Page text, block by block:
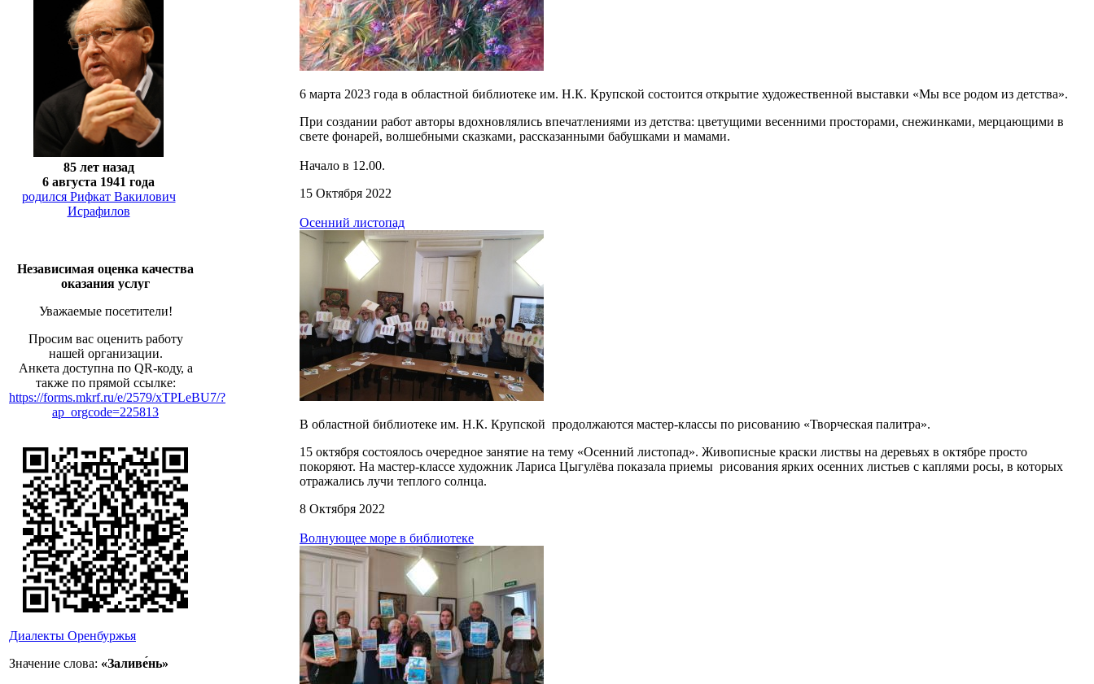
85 лет назад
6 августа 1941 года
родился Рифкат Вакилович
Исрафилов
Независимая оценка качества
оказания услуг
Уважаемые посетители!
Просим вас оценить работу
нашей организации.
Анкета доступна по QR-коду, а
также по прямой ссылке:
https://forms.mkrf.ru/e/2579/xTPLeBU7/?
ap_orgcode=225813
Диалекты Оренбуржья
Значение слова: «Заливе́нь»
6 марта 2023 года в областной библиотеке им. Н.К. Крупской состоится открытие художественной выставки «Мы все родом из детства».
При создании работ авторы вдохновлялись впечатлениями из детства: цветущими весенними просторами, снежинками, мерцающими в
свете фонарей, волшебными сказками, рассказанными бабушками и мамами.
Начало в 12.00.
15 Октября 2022
Осенний листопад
В областной библиотеке им. Н.К. Крупской продолжаются мастер-классы по рисованию «Творческая палитра».
15 октября состоялось очередное занятие на тему «Осенний листопад». Живописные краски листвы на деревьях в октябре просто
покоряют. На мастер-классе художник Лариса Цыгулёва показала приемы рисования ярких осенних листьев с каплями росы, в которых
отражались лучи теплого солнца.
8 Октября 2022
Волнующее море в библиотеке